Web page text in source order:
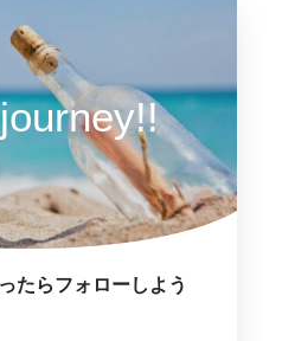
たらフォローしよう